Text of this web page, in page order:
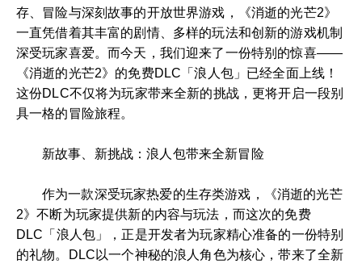
存、冒险与深刻故事的开放世界游戏，《消逝的光芒2》
一直凭借着其丰富的剧情、多样的玩法和创新的游戏机制
深受玩家喜爱。而今天，我们迎来了一份特别的惊喜——
《消逝的光芒2》的免费DLC「浪人包」已经全面上线！
这份DLC不仅将为玩家带来全新的挑战，更将开启一段别
具一格的冒险旅程。
新故事、新挑战：浪人包带来全新冒险
作为一款深受玩家热爱的生存类游戏，《消逝的光芒
2》不断为玩家提供新的内容与玩法，而这次的免费
DLC「浪人包」，正是开发者为玩家精心准备的一份特别
的礼物。DLC以一个神秘的浪人角色为核心，带来了全新